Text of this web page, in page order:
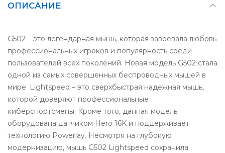
ОПИСАНИЕ
G502 – это легендарная мышь, которая завоевала любовь
профессиональных игроков и популярность среди
пользователей всех поколений. Новая модель G502 стала
одной из самых совершенных беспроводных мышей в
мире. Lightspeed – это сверхбыстрая надежная мышь,
которой доверяют профессиональные
киберспортсмены. Кроме того, данная модель
оборудована датчиком Hero 16K и поддерживает
технологию Powerlay. Несмотря на глубокую
модернизацию, мышь G502 Lightspeed сохранила